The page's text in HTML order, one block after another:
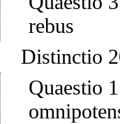
rebus
Distinctio
Quaestio 1